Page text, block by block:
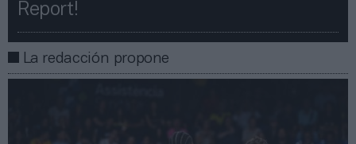
Report!​​
La redacción propone